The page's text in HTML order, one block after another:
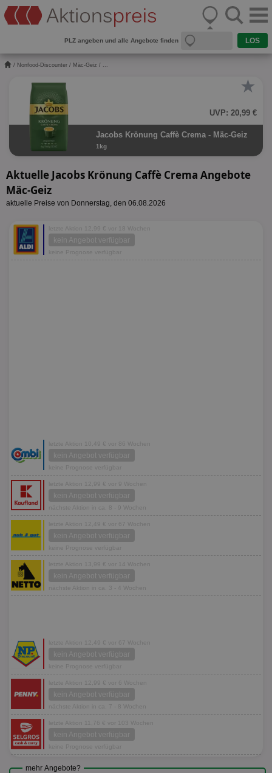
PLZ angeben und alle Angebote finden
/ Nonfood-Discounter / Mäc-Geiz / ...
★
UVP: 20,99 €
Jacobs Krönung Caffè Crema - Mäc-Geiz
1kg
Aktuelle Jacobs Krönung Caffè Crema Angebote
Mäc-Geiz
aktuelle Preise von Donnerstag, den 06.08.2026
letzte Aktion 12,99 € vor 18 Wochen
kein Angebot verfügbar
keine Prognose verfügbar
letzte Aktion 10,49 € vor 86 Wochen
kein Angebot verfügbar
keine Prognose verfügbar
letzte Aktion 12,99 € vor 9 Wochen
kein Angebot verfügbar
nächste Aktion in ca. 8 - 9 Wochen
letzte Aktion 12,49 € vor 67 Wochen
kein Angebot verfügbar
keine Prognose verfügbar
letzte Aktion 13,99 € vor 14 Wochen
kein Angebot verfügbar
nächste Aktion in ca. 3 - 4 Wochen
letzte Aktion 12,49 € vor 67 Wochen
kein Angebot verfügbar
keine Prognose verfügbar
letzte Aktion 12,99 € vor 6 Wochen
kein Angebot verfügbar
nächste Aktion in ca. 7 - 8 Wochen
letzte Aktion 11,76 € vor 103 Wochen
kein Angebot verfügbar
keine Prognose verfügbar
mehr Angebote?